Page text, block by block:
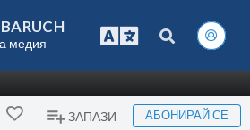
медия
ЗАПАЗИ АБОНИРАЙ СЕ